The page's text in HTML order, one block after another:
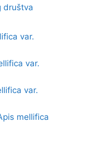
društva
var.
var.
var.
mellifica